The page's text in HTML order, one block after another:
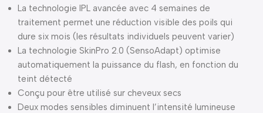
La technologie IPL avancée avec 4 semaines de
traitement permet une réduction visible des poils qui
dure six mois (les résultats individuels peuvent varier)
La technologie SkinPro 2.0 (SensoAdapt) optimise
automatiquement la puissance du flash, en fonction du
teint détecté
Conçu pour être utilisé sur cheveux secs
Deux modes sensibles diminuent l’intensité lumineuse